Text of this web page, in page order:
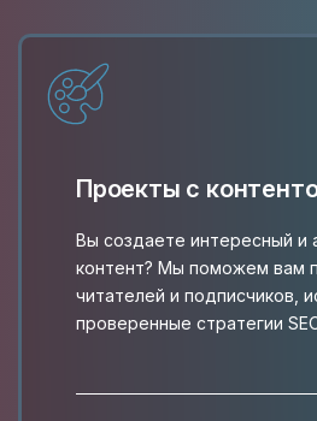
Проекты с
Вы создаете интересный и
контент? Мы поможем вам
читателей и подписчиков,
проверенные стратегии